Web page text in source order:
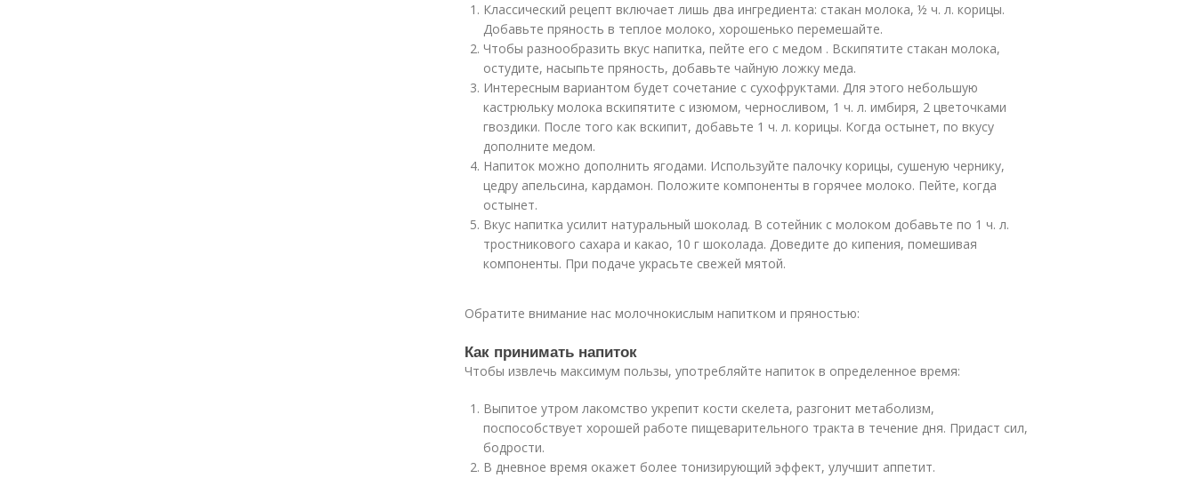
Классический рецепт включает лишь два ингредиента: стакан молока, ½ ч. л. корицы.
Добавьте пряность в теплое молоко, хорошенько перемешайте.
Чтобы разнообразить вкус напитка, пейте его с медом . Вскипятите стакан молока,
остудите, насыпьте пряность, добавьте чайную ложку меда.
Интересным вариантом будет сочетание с сухофруктами. Для этого небольшую
кастрюльку молока вскипятите с изюмом, черносливом, 1 ч. л. имбиря, 2 цветочками
гвоздики. После того как вскипит, добавьте 1 ч. л. корицы. Когда остынет, по вкусу
дополните медом.
Напиток можно дополнить ягодами. Используйте палочку корицы, сушеную чернику,
цедру апельсина, кардамон. Положите компоненты в горячее молоко. Пейте, когда
остынет.
Вкус напитка усилит натуральный шоколад. В сотейник с молоком добавьте по 1 ч. л.
тростникового сахара и какао, 10 г шоколада. Доведите до кипения, помешивая
компоненты. При подаче украсьте свежей мятой.
Обратите внимание нас молочнокислым напитком и пряностью:
Как принимать напиток
Чтобы извлечь максимум пользы, употребляйте напиток в определенное время:
Выпитое утром лакомство укрепит кости скелета, разгонит метаболизм,
поспособствует хорошей работе пищеварительного тракта в течение дня. Придаст сил,
бодрости.
В дневное время окажет более тонизирующий эффект, улучшит аппетит.